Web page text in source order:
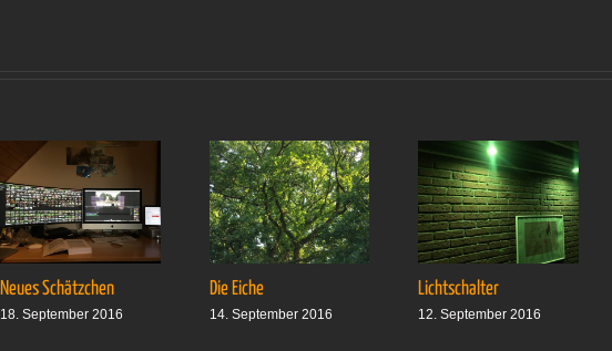
Neues Schätzchen
18. September 2016
Die Eiche
14. September 2016
Lichtschalter
12. September 2016